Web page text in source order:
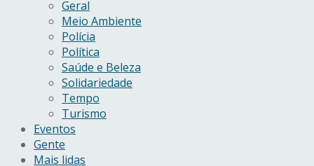
Geral
Meio Ambiente
Polícia
Política
Saúde e Beleza
Solidariedade
Tempo
Turismo
Eventos
Gente
Mais lidas